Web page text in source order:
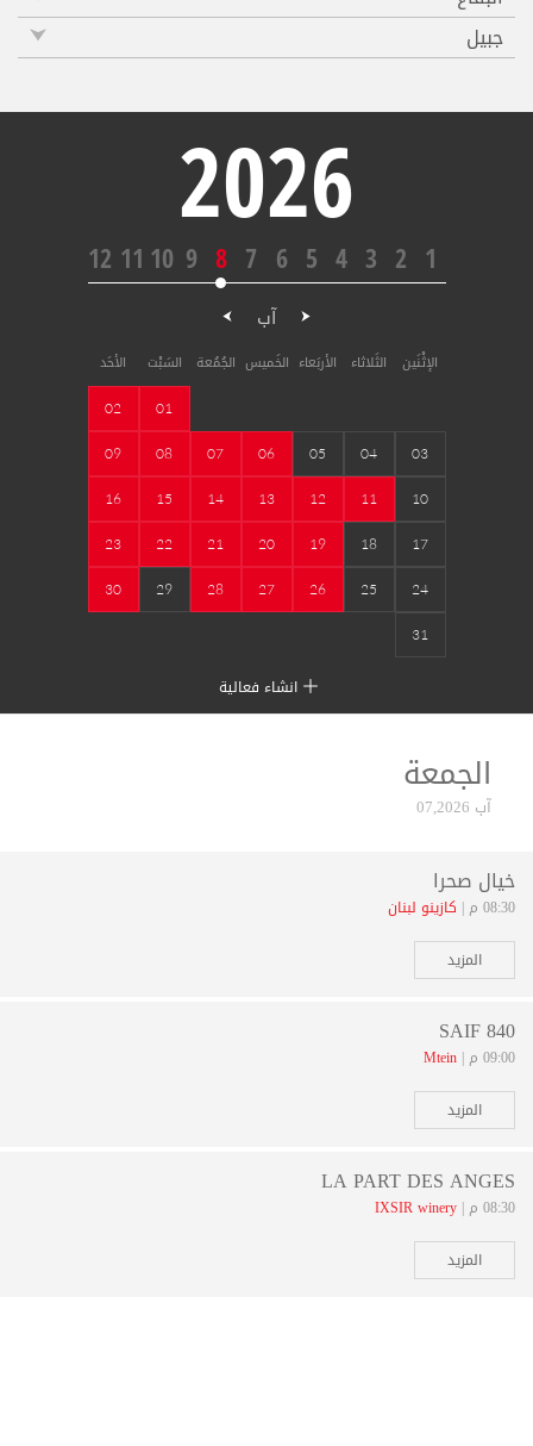
جبيل
2026
1
2
3
4
5
6
7
8
9
10
11
12
آب
الإثْنَين الثَلاثاء الأربَعاء الخَميس الجُمُعة السَبْت الأحَد
01
02
03
04
05
06
07
08
09
10
11
12
13
14
15
16
17
18
19
20
21
22
23
24
25
26
27
28
29
30
31
انشاء فعالية
الجمعة
آب 07,2026
خيال صحرا
08:30 م |
كازينو لبنان
المزيد
SAIF 840
09:00 م |
Mtein
المزيد
LA PART DES ANGES
08:30 م |
IXSIR winery
المزيد